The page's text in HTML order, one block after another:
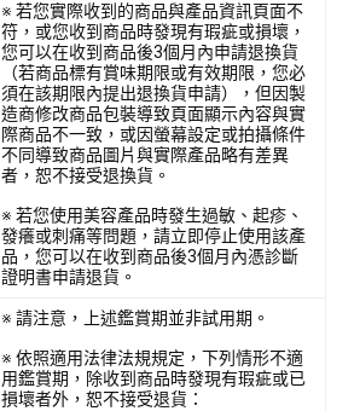
※ 若您實際收到的商品與產品資訊頁面不
符，或您收到商品時發現有瑕疵或損壞，
您可以在收到商品後3個月內申請退換貨
（若商品標有賞味期限或有效期限，您必
須在該期限內提出退換貨申請），但因製
造商修改商品包裝導致頁面顯示內容與實
際商品不一致，或因螢幕設定或拍攝條件
不同導致商品圖片與實際產品略有差異
者，恕不接受退換貨。
※ 若您使用美容產品時發生過敏、起疹、
發癢或刺痛等問題，請立即停止使用該產
品，您可以在收到商品後3個月內憑診斷
證明書申請退貨。
※ 請注意，上述鑑賞期並非試用期。
※ 依照適用法律法規規定，下列情形不適
用鑑賞期，除收到商品時發現有瑕疵或已
損壞者外，恕不接受退貨：